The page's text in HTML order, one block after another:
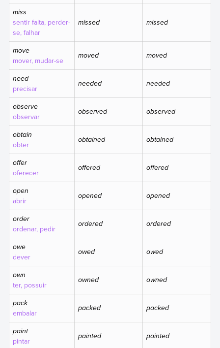
miss
sentir falta, perder-
se, falhar
missed missed
move
mover, mudar-se moved moved
need
precisar needed needed
observe
observar observed observed
obtain
obter obtained obtained
offer
oferecer offered offered
open
abrir opened opened
order
ordenar, pedir ordered ordered
owe
dever owed owed
own
ter, possuir owned owned
pack
embalar packed packed
paint
pintar painted painted